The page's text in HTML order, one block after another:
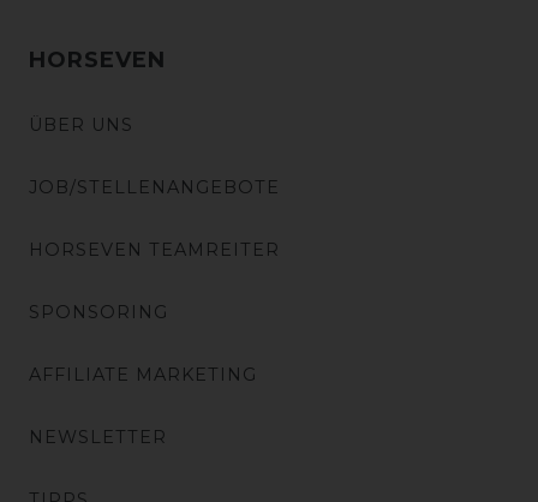
HORSEVEN
ÜBER UNS
JOB/STELLENANGEBOTE
HORSEVEN TEAMREITER
SPONSORING
AFFILIATE MARKETING
NEWSLETTER